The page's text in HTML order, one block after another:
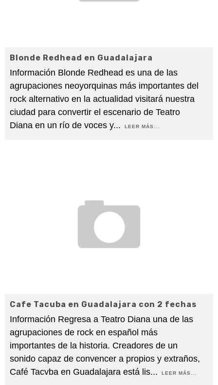
Blonde Redhead en Guadalajara
Información Blonde Redhead es una de las
agrupaciones neoyorquinas más importantes del
rock alternativo en la actualidad visitará nuestra
ciudad para convertir el escenario de Teatro
Diana en un río de voces y... LEER MÁS...
Cafe Tacuba en Guadalajara con 2 fechas
Información Regresa a Teatro Diana una de las
agrupaciones de rock en español más
importantes de la historia. Creadores de un
sonido capaz de convencer a propios y extraños,
Café Tacvba en Guadalajara está lis... LEER MÁS...